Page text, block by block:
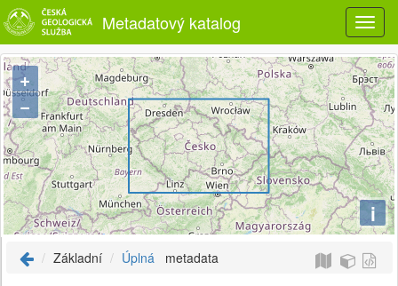
Metadatový katalog
+
−
i
Základní Úplná metadata